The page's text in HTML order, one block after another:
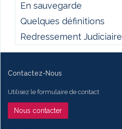
En sauvegarde
Quelques définitions
Redressement Judiciaire
Contactez-Nous
Utilisez le formulaire de contact
Nous contacter